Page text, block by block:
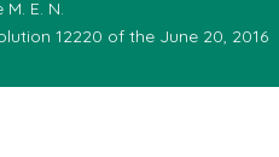
E. N.
12220 of the June 20, 2016